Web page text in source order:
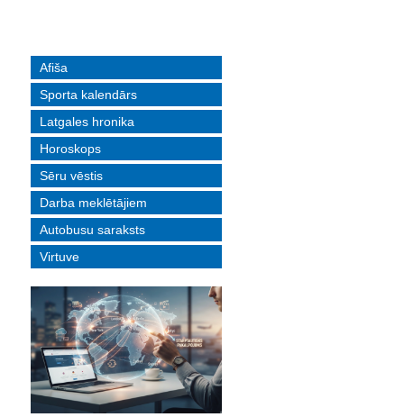
Afiša
Sporta kalendārs
Latgales hronika
Horoskops
Sēru vēstis
Darba meklētājiem
Autobusu saraksts
Virtuve